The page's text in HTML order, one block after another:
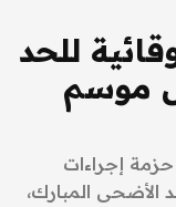
للحد
موسم
حزمة إجراءات
الأضحى المبارك،